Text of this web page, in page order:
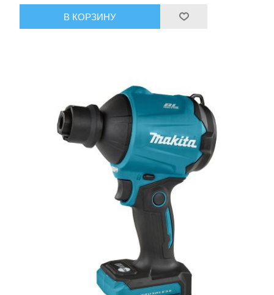
Пневмоинструменты
Измерительный инструмент
В КОРЗИНУ